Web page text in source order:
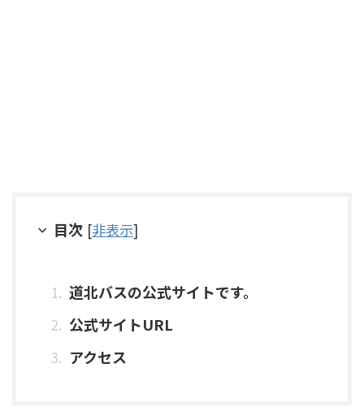
目次 [非表示]
道北バスの公式サイトです。
公式サイトURL
アクセス